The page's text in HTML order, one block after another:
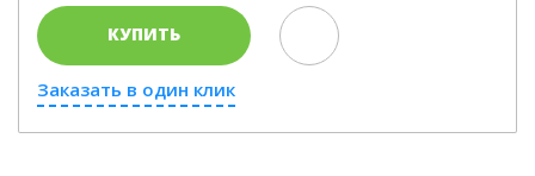
КУПИТЬ
Заказать в один клик